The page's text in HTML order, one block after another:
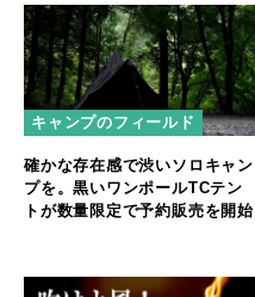
キャンプのフィールド
確かな存在感で渋いソロキャン
プを。黒いワンポールTCテン
トが数量限定で予約販売を開始